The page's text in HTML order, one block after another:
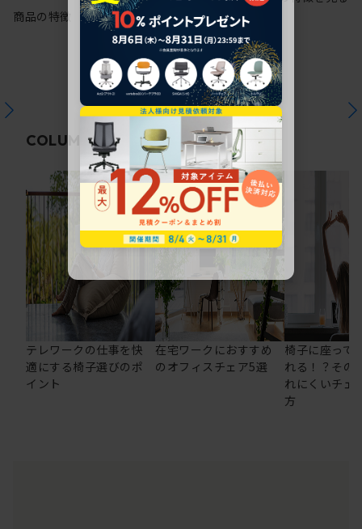
商品の特徴
COLUMN関連コラム
テレワークの仕事を快
適にする椅子選びのポ
イント
在宅ワークにおすすめ
のオフィスチェア5選
椅子に座って
れる！？その
れにくいチェ
方